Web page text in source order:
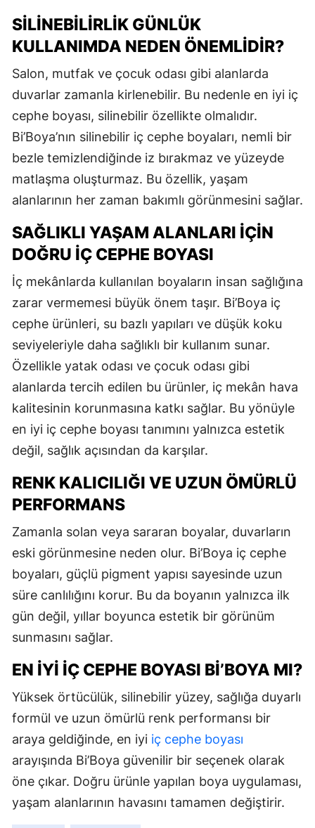
SILINEBILIRLIK GÜNLÜK
KULLANIMDA NEDEN ÖNEMLIDIR?
Salon, mutfak ve çocuk odası gibi alanlarda
duvarlar zamanla kirlenebilir. Bu nedenle en iyi iç
cephe boyası, silinebilir özellikte olmalıdır.
Bi’Boya’nın silinebilir iç cephe boyaları, nemli bir
bezle temizlendiğinde iz bırakmaz ve yüzeyde
matlaşma oluşturmaz. Bu özellik, yaşam
alanlarının her zaman bakımlı görünmesini sağlar.
SAĞLIKLI YAŞAM ALANLARI İÇIN
DOĞRU İÇ CEPHE BOYASI
İç mekânlarda kullanılan boyaların insan sağlığına
zarar vermemesi büyük önem taşır. Bi’Boya iç
cephe ürünleri, su bazlı yapıları ve düşük koku
seviyeleriyle daha sağlıklı bir kullanım sunar.
Özellikle yatak odası ve çocuk odası gibi
alanlarda tercih edilen bu ürünler, iç mekân hava
kalitesinin korunmasına katkı sağlar. Bu yönüyle
en iyi iç cephe boyası tanımını yalnızca estetik
değil, sağlık açısından da karşılar.
RENK KALICILIĞI VE UZUN ÖMÜRLÜ
PERFORMANS
Zamanla solan veya sararan boyalar, duvarların
eski görünmesine neden olur. Bi’Boya iç cephe
boyaları, güçlü pigment yapısı sayesinde uzun
süre canlılığını korur. Bu da boyanın yalnızca ilk
gün değil, yıllar boyunca estetik bir görünüm
sunmasını sağlar.
EN İYI İÇ CEPHE BOYASI BI’BOYA MI?
Yüksek örtücülük, silinebilir yüzey, sağlığa duyarlı
formül ve uzun ömürlü renk performansı bir
araya geldiğinde, en iyi iç cephe boyası
arayışında Bi’Boya güvenilir bir seçenek olarak
öne çıkar. Doğru ürünle yapılan boya uygulaması,
yaşam alanlarının havasını tamamen değiştirir.